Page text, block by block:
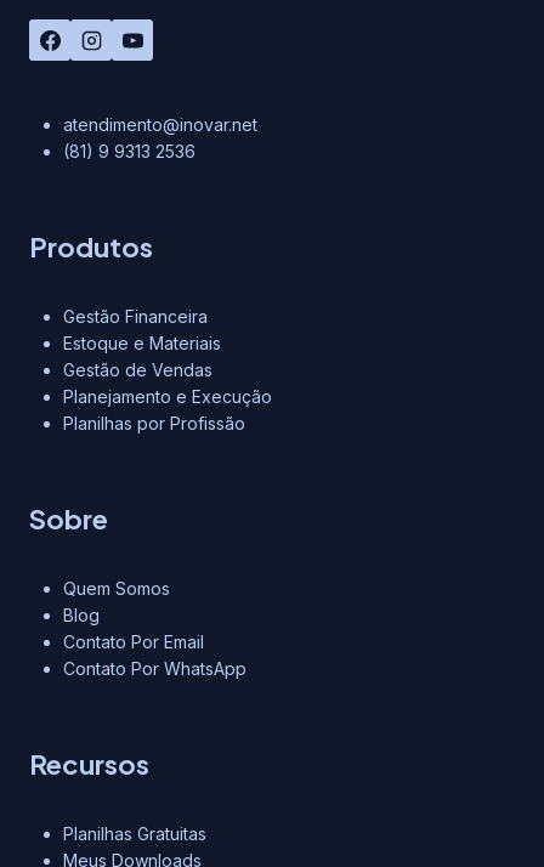
atendimento@inovar.net
(81) 9 9313 2536
Produtos
Gestão Financeira
Estoque e Materiais
Gestão de Vendas
Planejamento e Execução
Planilhas por Profissão
Sobre
Quem Somos
Blog
Contato Por Email
Contato Por WhatsApp
Recursos
Planilhas Gratuitas
Meus Downloads